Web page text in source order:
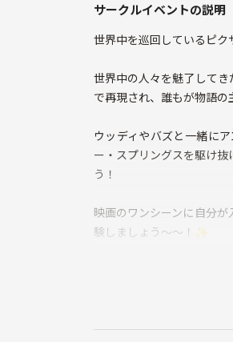
サークルイベントの説明
世界中を巡回しているピク
世界中の人々を魅了して
で再現され、誰もが物語の
ウッディやバズと一緒に
ー・スプリングスを駆け
う！
映画のワンシーンに自分
験しましょう〜〜！✨
チケット代：5,785円。（